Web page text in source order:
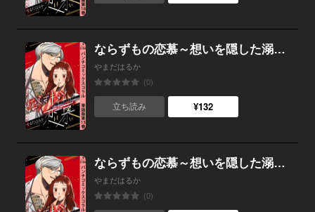
ならずもの恋慕～想いを隠した溺愛ヤクザ～ 単話版第15巻
やまだはるか
(0)
立ち読み ¥132
ならずもの恋慕～想いを隠した溺愛ヤクザ～ 単話版第14巻
やまだはるか
(0)